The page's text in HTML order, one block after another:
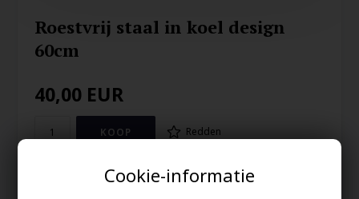
Cookie-informatie
Roestvrij staal in koel design
60cm
40,00 EUR
Redden
14mm in breedte is deze mooie ketting in roestvrij staal en een